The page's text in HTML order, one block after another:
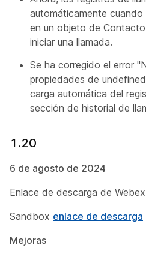
automáticamente cuando
en un objeto de
iniciar una llamada.
Se ha corregido el error
propiedades de
carga automática del
sección de historial de
1.20
6 de agosto de 2024
Enlace de descarga de Webex
Sandbox enlace de descarga
Mejoras